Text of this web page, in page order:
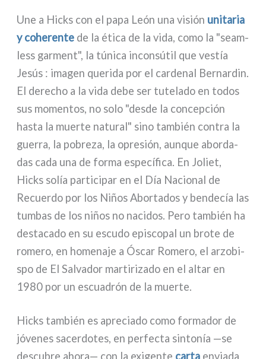
Une a Hicks con el papa León una visión uni­ta­ria
y cohe­ren­te de la éti­ca de la vida, como la "seam­
less gar­ment", la túni­ca incon­sú­til que vestía
Jesús : ima­gen que­ri­da por el car­de­nal Bernardin.
El dere­cho a la vida debe ser tute­la­do en todos
sus momen­tos, no solo "desde la con­ce­p­ción
hasta la muer­te natu­ral" sino tam­bién con­tra la
guer­ra, la pobre­za, la opre­sión, aun­que abor­da­
das cada una de for­ma espe­cí­fi­ca. En Joliet,
Hicks solía par­ti­ci­par en el Día Nacional de
Recuerdo por los Niños Abortados y ben­de­cía las
tum­bas de los niños no naci­dos. Pero tam­bién ha
desta­ca­do en su escu­do epi­sco­pal un bro­te de
rome­ro, en home­na­je a Óscar Romero, el arzo­bi­
spo de El Salvador mar­ti­ri­za­do en el altar en
1980 por un escua­drón de la muer­te.
Hicks tam­bién es apre­cia­do como for­ma­dor de
jóve­nes sacer­do­tes, en per­fec­ta sin­to­nía —se
descu­bre aho­ra— con la exi­gen­te car­ta envia­da